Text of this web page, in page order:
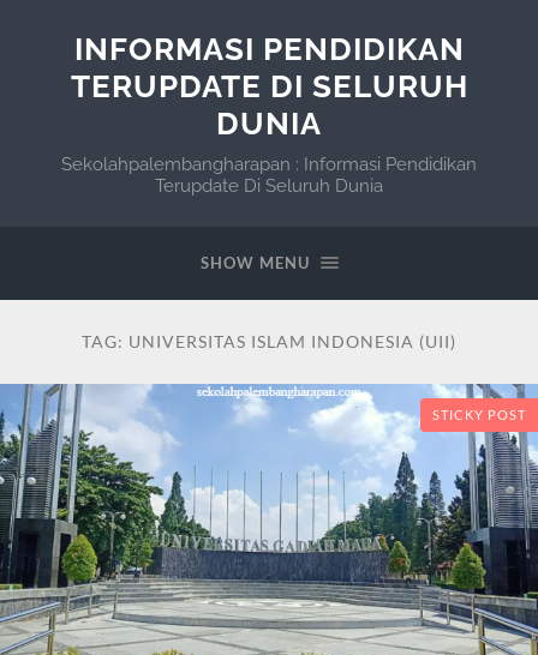
INFORMASI PENDIDIKAN
TERUPDATE DI SELURUH
DUNIA
Sekolahpalembangharapan : Informasi Pendidikan
Terupdate Di Seluruh Dunia
SHOW MENU
TAG: UNIVERSITAS ISLAM INDONESIA (UII)
STICKY POST